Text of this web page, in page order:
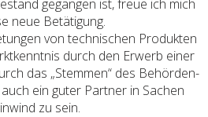
gegangen ist, freue ich mich
neue Betätigung.
von technischen Produkten
durch den Erwerb einer
das „Stemmen“ des Behörden-
ein guter Partner in Sachen
zu sein.